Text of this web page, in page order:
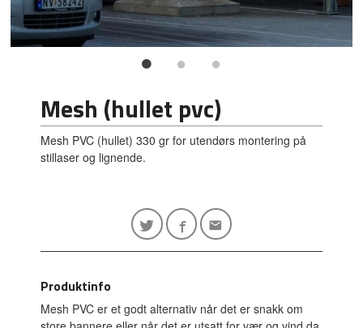
Mesh (hullet pvc)
Mesh PVC (hullet) 330 gr for utendørs montering på
stillaser og lignende.
Produktinfo
Mesh PVC er et godt alternativ når det er snakk om